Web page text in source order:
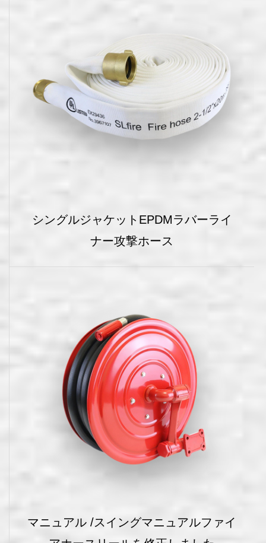
シングルジャケットEPDMラバーライ
ナー攻撃ホース
マニュアル /スイングマニュアルファイ